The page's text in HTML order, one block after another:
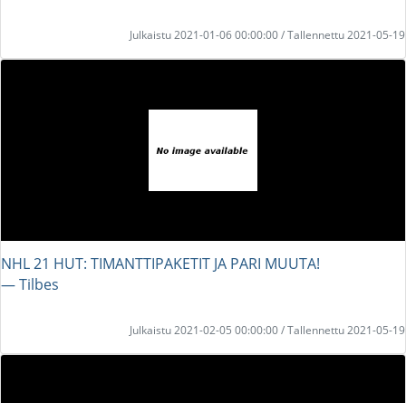
Julkaistu 2021-01-06 00:00:00 / Tallennettu 2021-05-19
NHL 21 HUT: TIMANTTIPAKETIT JA PARI MUUTA!
― Tilbes
Julkaistu 2021-02-05 00:00:00 / Tallennettu 2021-05-19